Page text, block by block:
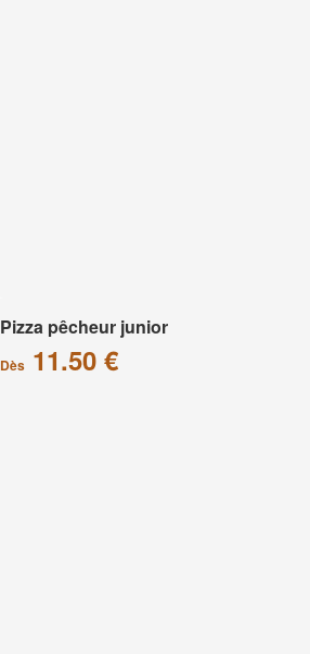
Pizza pêcheur junior
Dès 11.50 €